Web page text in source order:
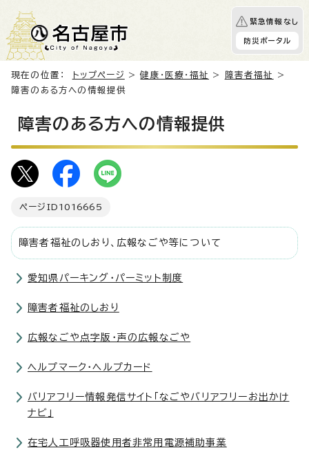
緊急情報なし
防災ポータル
現在の位置： トップページ >健康・医療・福祉 > 障害者福祉
>
障害のある方への情報提供
障害のある方への情報提供
ページID 1016665
障害者福祉のしおり、広報なごや等について
愛知県パーキング・パーミット制度
障害者福祉のしおり
広報なごや点字版・声の広報なごや
ヘルプマーク・ヘルプカード
バリアフリー情報発信サイト「なごやバリアフリーお出かけ
ナビ」
在宅人工呼吸器使用者非常用電源補助事業